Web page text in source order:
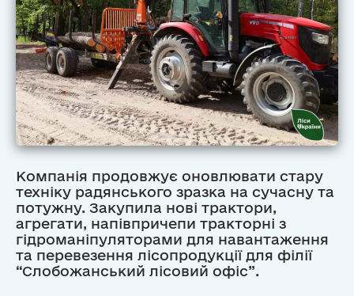
Компанія продовжує оновлювати стару
техніку радянського зразка на сучасну та
потужну. Закупила нові трактори,
агрегати, напівпричепи тракторні з
гідроманіпуляторами для навантаження
та перевезення лісопродукції для філії
“Слобожанський лісовий офіс”.